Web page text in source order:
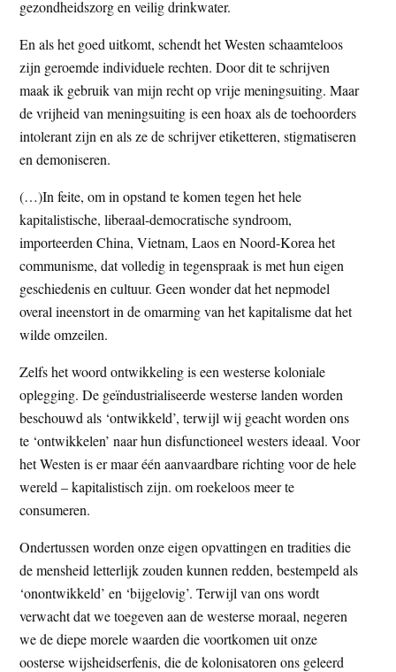
gezondheidszorg en veilig drinkwater.
En als het goed uitkomt, schendt het Westen schaamteloos
zijn geroemde individuele rechten. Door dit te schrijven
maak ik gebruik van mijn recht op vrije meningsuiting. Maar
de vrijheid van meningsuiting is een hoax als de toehoorders
intolerant zijn en als ze de schrijver etiketteren, stigmatiseren
en demoniseren.
(…)In feite, om in opstand te komen tegen het hele
kapitalistische, liberaal-democratische syndroom,
importeerden China, Vietnam, Laos en Noord-Korea het
communisme, dat volledig in tegenspraak is met hun eigen
geschiedenis en cultuur. Geen wonder dat het nepmodel
overal ineenstort in de omarming van het kapitalisme dat het
wilde omzeilen.
Zelfs het woord ontwikkeling is een westerse koloniale
oplegging. De geïndustrialiseerde westerse landen worden
beschouwd als ‘ontwikkeld’, terwijl wij geacht worden ons
te ‘ontwikkelen’ naar hun disfunctioneel westers ideaal. Voor
het Westen is er maar één aanvaardbare richting voor de hele
wereld – kapitalistisch zijn. om roekeloos meer te
consumeren.
Ondertussen worden onze eigen opvattingen en tradities die
de mensheid letterlijk zouden kunnen redden, bestempeld als
‘onontwikkeld’ en ‘bijgelovig’. Terwijl van ons wordt
verwacht dat we toegeven aan de westerse moraal, negeren
we de diepe morele waarden die voortkomen uit onze
oosterse wijsheidserfenis, die de kolonisatoren ons geleerd